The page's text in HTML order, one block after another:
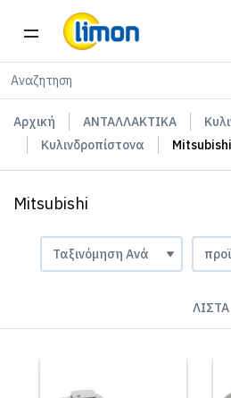
Αρχική ΑΝΤΑΛΛΑΚΤΙΚΑ
Κυλινδροπίστονα
Mitsubishi
Mitsubishi
ΛΊΣΤΑ